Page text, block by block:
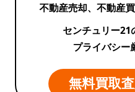
不動産売却、不動産
センチュリー21
プライバシー
無料買取